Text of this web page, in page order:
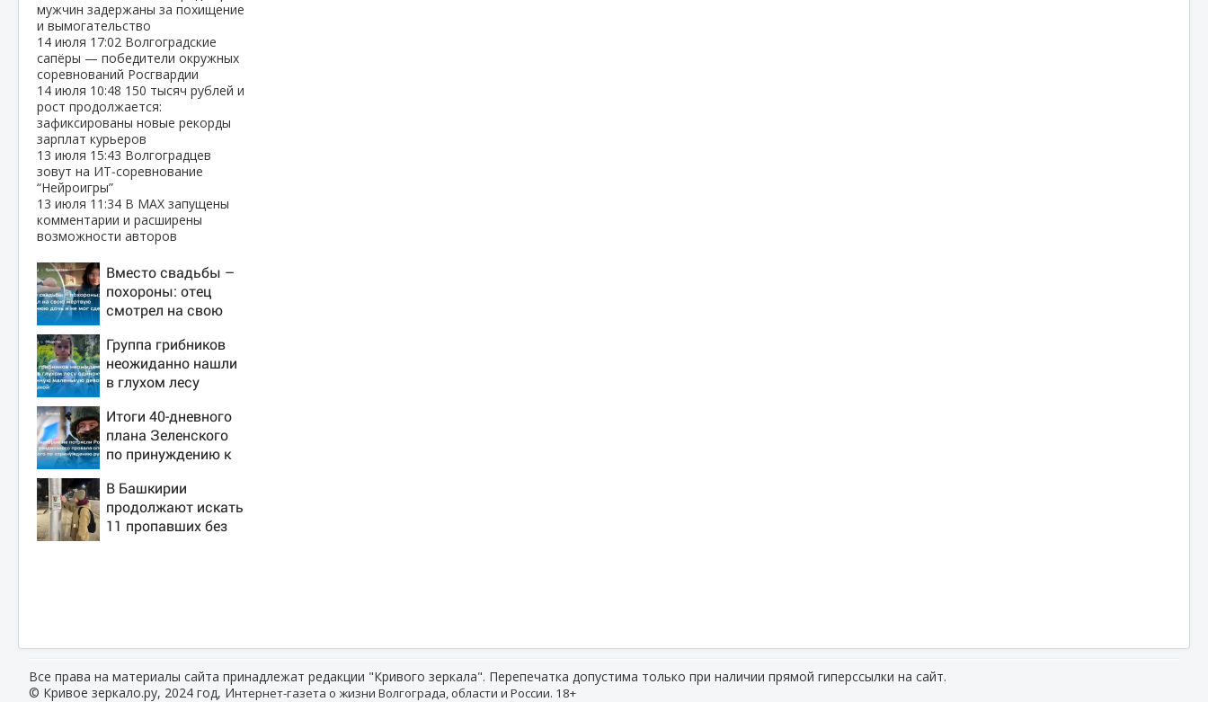
мужчин задержаны за похищение
и вымогательство
14 июля 17:02 Волгоградские
сапёры — победители окружных
соревнований Росгвардии
14 июля 10:48 150 тысяч рублей и
рост продолжается:
зафиксированы новые рекорды
зарплат курьеров
13 июля 15:43 Волгоградцев
зовут на ИТ‑соревнование
“Нейроигры”
13 июля 11:34 В МАХ запущены
комментарии и расширены
возможности авторов
Вместо свадьбы –
похороны: отец
смотрел на свою
дочь и не мог
сдержать слезы
Группа грибников
неожиданно нашли
в глухом лесу
испуганную
маленькую девочку
с игрушкой
Итоги 40-дневного
плана Зеленского
по принуждению к
Россия, полный
разбор провала
операции Украины
В Башкирии
продолжают искать
11 пропавших без
Все права на материалы сайта принадлежат редакции "Кривого зеркала". Перепечатка допустима только при наличии прямой гиперссылки на сайт.
© Кривое зеркало.ру, 2024 год, Интернет-газета о жизни Волгограда, области и России. 18+